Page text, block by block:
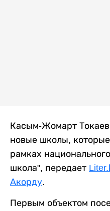
Касым-Жомарт Токаев
новые школы,
рамках
школа", передает
Акорду.
Первым объектом